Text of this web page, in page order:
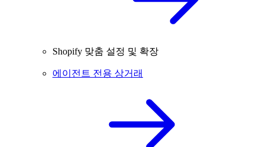
Shopify 맞춤 설정 및 확장
에이전트 전용 상거래